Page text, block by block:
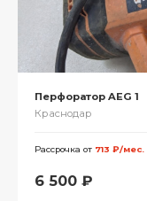
Перфоратор AEG 1
Краснодар
Рассрочка от 713 ₽/мес.
6 500 ₽